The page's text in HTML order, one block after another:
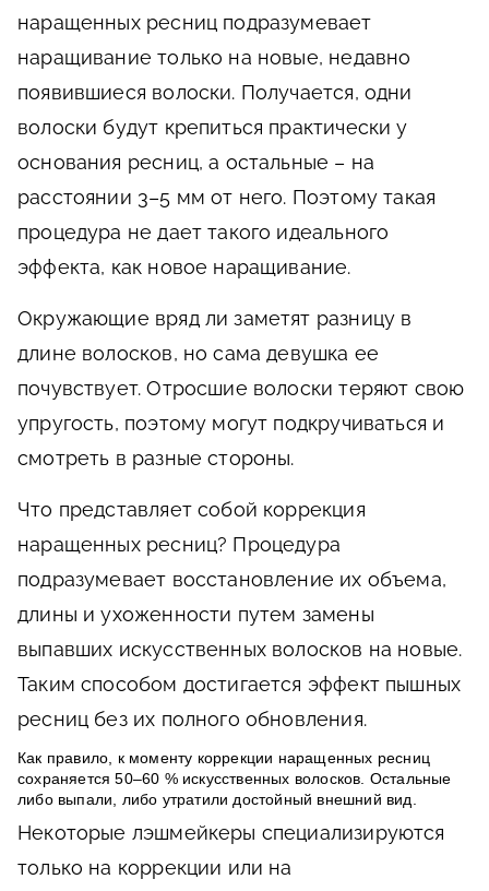
наращенных ресниц подразумевает
наращивание только на новые, недавно
появившиеся волоски. Получается, одни
волоски будут крепиться практически у
основания ресниц, а остальные – на
расстоянии 3–5 мм от него. Поэтому такая
процедура не дает такого идеального
эффекта, как новое наращивание.
Окружающие вряд ли заметят разницу в
длине волосков, но сама девушка ее
почувствует. Отросшие волоски теряют свою
упругость, поэтому могут подкручиваться и
смотреть в разные стороны.
Что представляет собой коррекция
наращенных ресниц? Процедура
подразумевает восстановление их объема,
длины и ухоженности путем замены
выпавших искусственных волосков на новые.
Таким способом достигается эффект пышных
ресниц без их полного обновления.
Как правило, к моменту коррекции наращенных ресниц
сохраняется 50–60 % искусственных волосков. Остальные
либо выпали, либо утратили достойный внешний вид.
Некоторые лэшмейкеры специализируются
только на коррекции или на